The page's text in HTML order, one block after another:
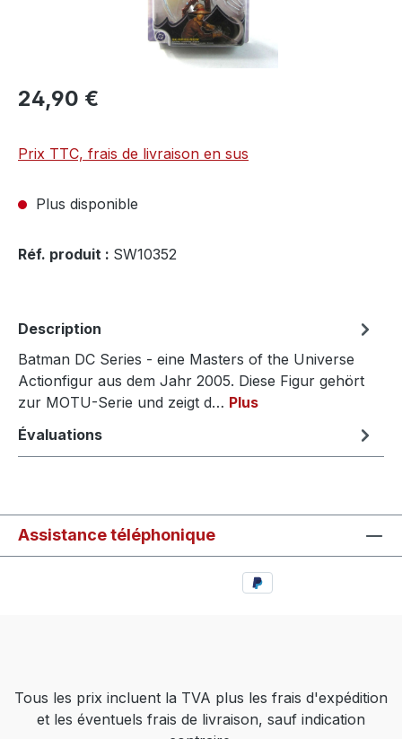
24,90 €
Prix TTC, frais de livraison en sus
Plus disponible
Réf. produit : SW10352
Description
Batman DC Series - eine Masters of the Universe
Actionfigur aus dem Jahr 2005. Diese Figur gehört
zur MOTU-Serie und zeigt d… Plus
Évaluations
Assistance téléphonique
Tous les prix incluent la TVA plus les frais d'expédition
et les éventuels frais de livraison, sauf indication